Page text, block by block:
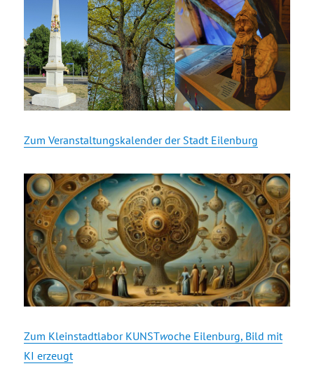
Zum Veranstaltungskalender der Stadt Eilenburg
Zum Kleinstadtlabor KUNSTwoche Eilenburg, Bild mit
KI erzeugt